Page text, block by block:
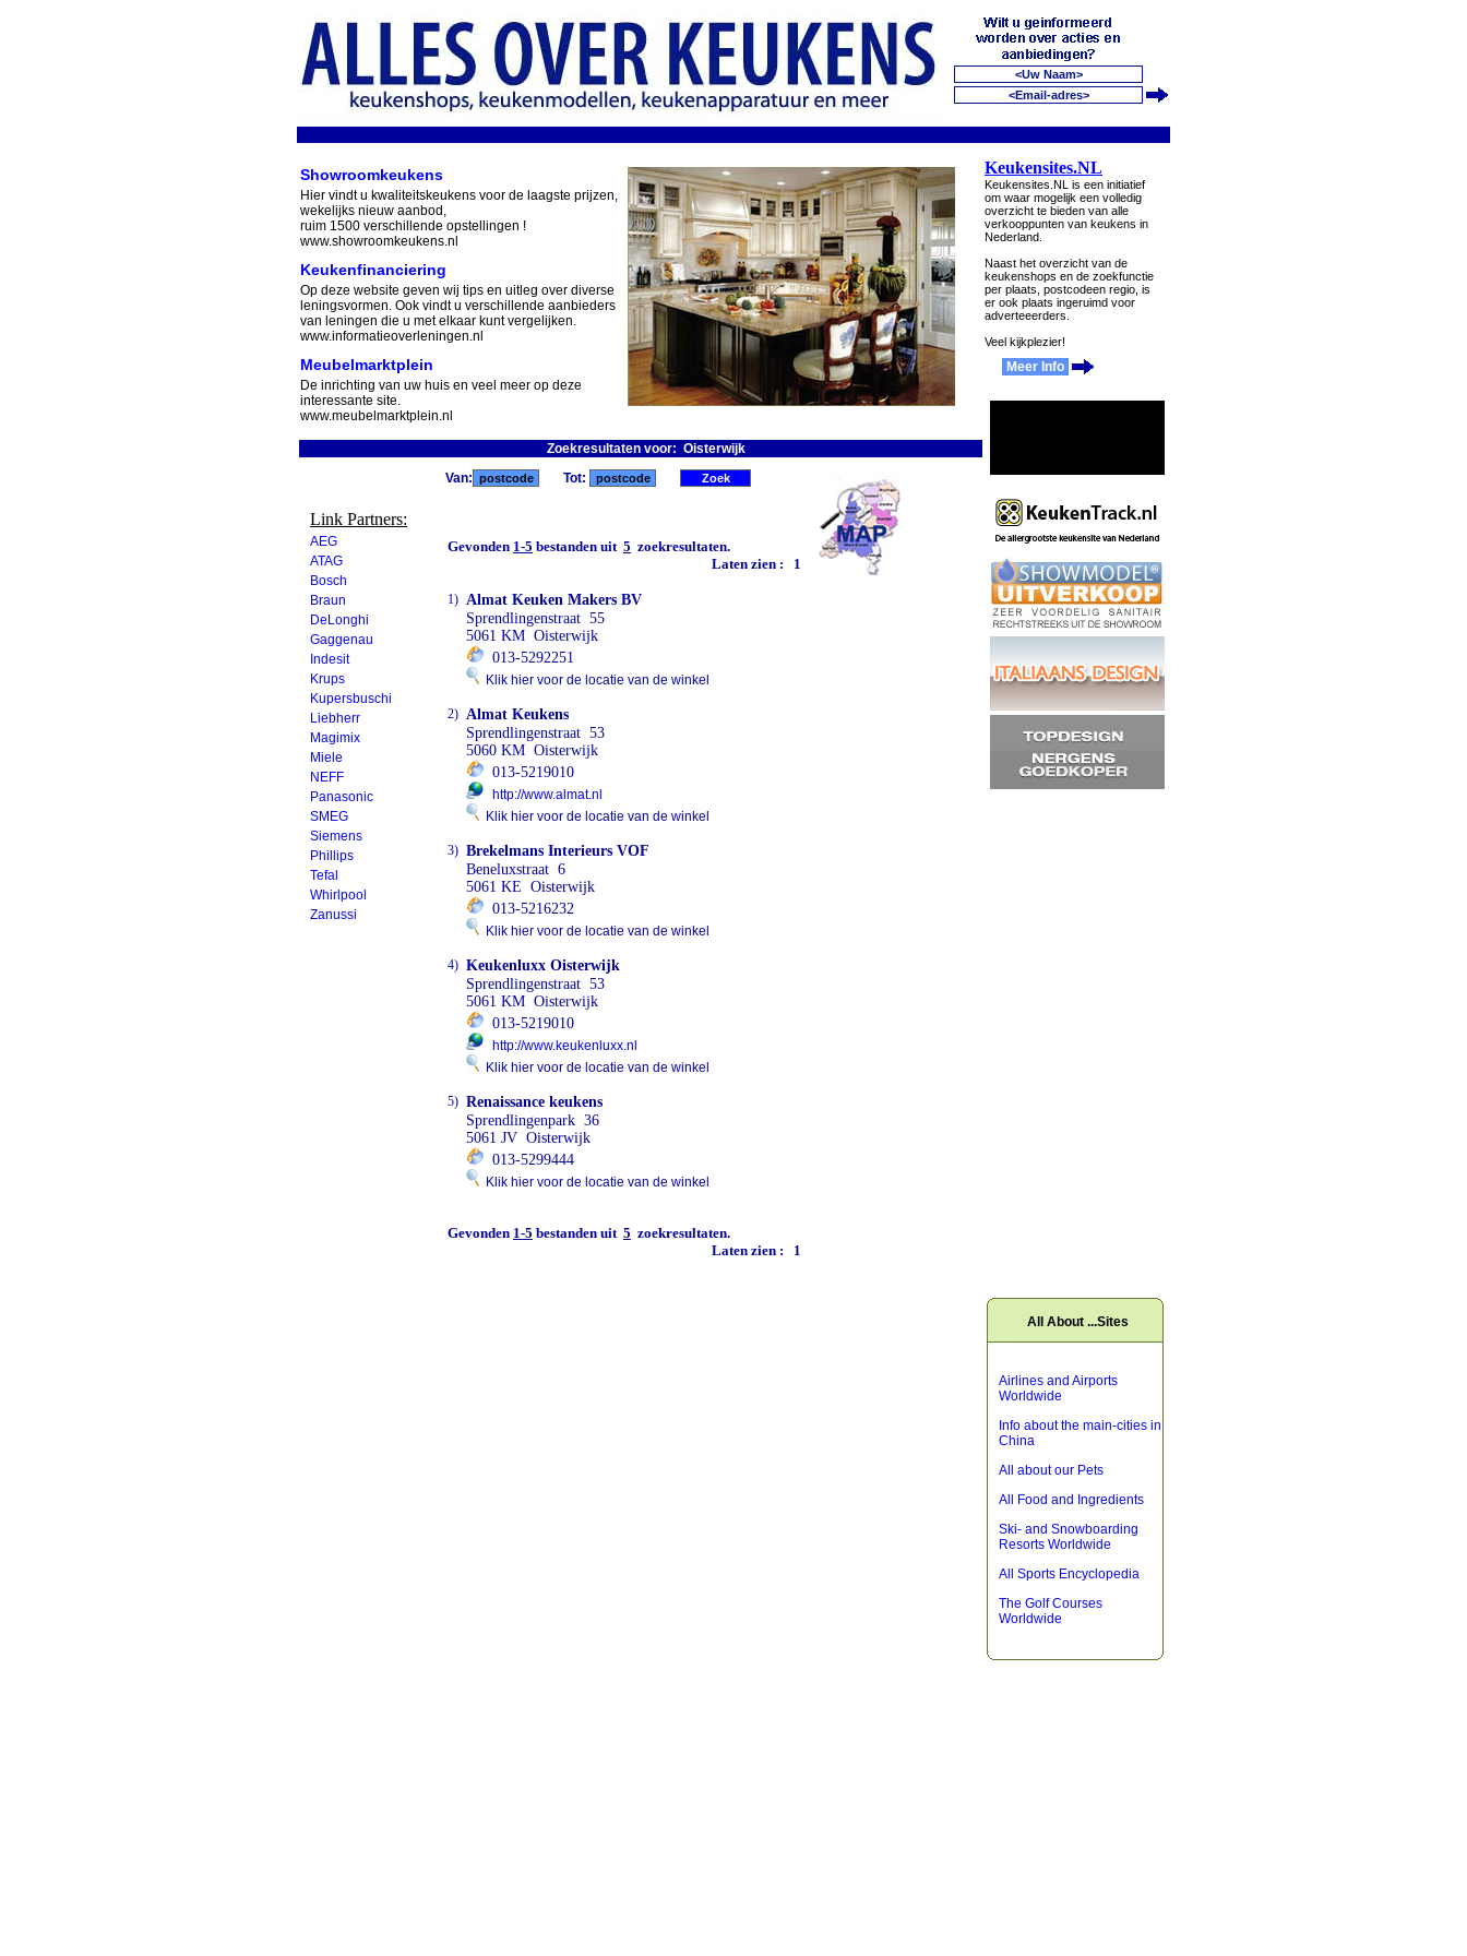
Showroomkeukens
Hier vindt u kwaliteitskeukens voor de laagste prijzen,
wekelijks nieuw aanbod,
ruim 1500 verschillende opstellingen !
www.showroomkeukens.nl
Keukenfinanciering
Op deze website geven wij tips en uitleg over diverse
leningsvormen. Ook vindt u verschillende aanbieders
van leningen die u met elkaar kunt vergelijken.
www.informatieoverleningen.nl
Meubelmarktplein
De inrichting van uw huis en veel meer op deze
interessante site.
www.meubelmarktplein.nl
Zoekresultaten voor: Oisterwijk
Link Partners:
AEG
ATAG
Bosch
Braun
DeLonghi
Gaggenau
Indesit
Krups
Kupersbuschi
Liebherr
Magimix
Miele
NEFF
Panasonic
SMEG
Siemens
Phillips
Tefal
Whirlpool
Zanussi
Van: Tot:
Gevonden 1-5 bestanden uit 5 zoekresultaten.
Laten zien :
1
1) Almat Keuken Makers BV
Sprendlingenstraat 55
5061 KM Oisterwijk
013-5292251
Klik hier voor de locatie van de winkel
2) Almat Keukens
Sprendlingenstraat 53
5060 KM Oisterwijk
013-5219010
http://www.almat.nl
Klik hier voor de locatie van de winkel
3) Brekelmans Interieurs VOF
Beneluxstraat 6
5061 KE Oisterwijk
013-5216232
Klik hier voor de locatie van de winkel
4) Keukenluxx Oisterwijk
Sprendlingenstraat 53
5061 KM Oisterwijk
013-5219010
http://www.keukenluxx.nl
Klik hier voor de locatie van de winkel
5) Renaissance keukens
Sprendlingenpark 36
5061 JV Oisterwijk
013-5299444
Klik hier voor de locatie van de winkel
Gevonden 1-5 bestanden uit 5 zoekresultaten.
Laten zien :
1
Keukensites.NL
Keukensites.NL is een initiatief
om waar mogelijk een volledig
overzicht te bieden van alle
verkooppunten van keukens in
Nederland.
Naast het overzicht van de
keukenshops en de zoekfunctie
per plaats, postcodeen regio, is
er ook plaats ingeruimd voor
adverteeerders.
Veel kijkplezier!
Meer Info
All About ...Sites
Airlines and Airports
Worldwide
Info about the main-cities in
China
All about our Pets
All Food and Ingredients
Ski- and Snowboarding
Resorts Worldwide
All Sports Encyclopedia
The Golf Courses
Worldwide